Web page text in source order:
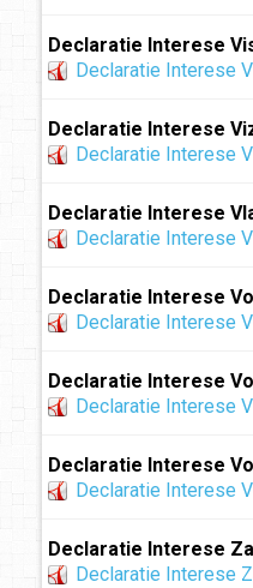
Declaratie Interese
Declaratie Interese
Declaratie Interese
Declaratie Interese
Declaratie Interese
Declaratie Interese
Declaratie Interese
Declaratie Interese
Declaratie Interese
Declaratie Interese
Declaratie Interese
Declaratie Interese
Declaratie Interese
Declaratie Interese